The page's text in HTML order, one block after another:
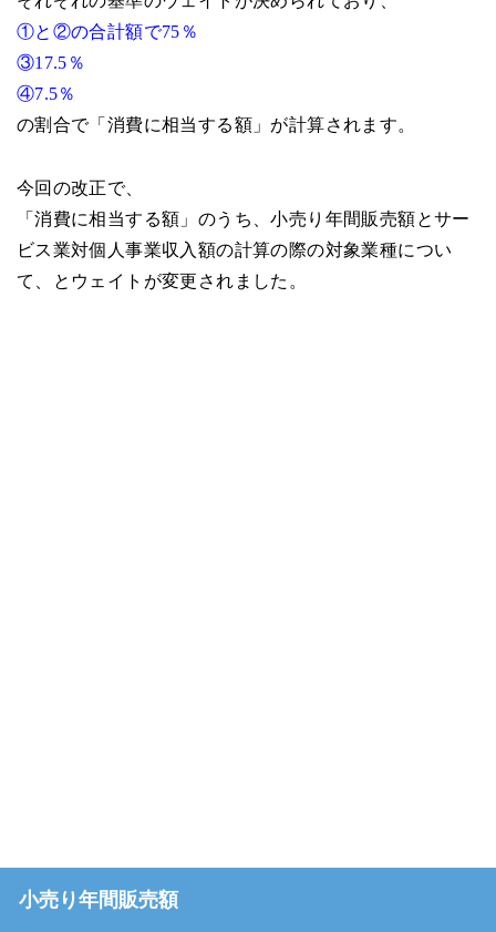
①と②の合計額で75％
③17.5％
④7.5％
の割合で「消費に相当する額」が計算されます。
今回の改正で、
「消費に相当する額」のうち、小売り年間販売額とサー
ビス業対個人事業収入額の計算の際の対象業種につい
て、とウェイトが変更されました。
小売り年間販売額